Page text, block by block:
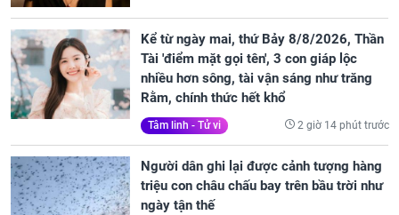
Kể từ ngày mai, thứ Bảy 8/8/2026, Thần
Tài 'điểm mặt gọi tên', 3 con giáp lộc
nhiều hơn sông, tài vận sáng như trăng
Rằm, chính thức hết khổ
Tâm linh - Tử vi 2 giờ 14 phút trước
Người dân ghi lại được cảnh tượng hàng
triệu con châu chấu bay trên bầu trời như
ngày tận thế